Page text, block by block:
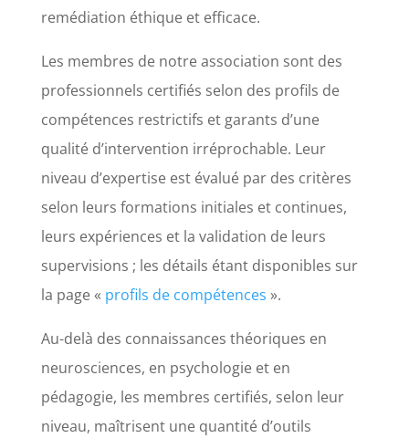
remédiation éthique et efficace.
Les membres de notre association sont des
professionnels certifiés selon des profils de
compétences restrictifs et garants d’une
qualité d’intervention irréprochable. Leur
niveau d’expertise est évalué par des critères
selon leurs formations initiales et continues,
leurs expériences et la validation de leurs
supervisions ; les détails étant disponibles sur
la page « profils de compétences ».
Au-delà des connaissances théoriques en
neurosciences, en psychologie et en
pédagogie, les membres certifiés, selon leur
niveau, maîtrisent une quantité d’outils